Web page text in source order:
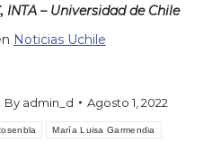
INTA – Universidad de Chile
Noticias Uchile
By admin_d
Agosto 1, 2022
María Luisa Garmendia